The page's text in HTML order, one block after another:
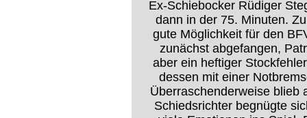
Ex-Schiebocker Rüdiger
dann in der 75. Minuten.
gute Möglichkeit für den
zunächst abgefangen,
aber ein heftiger
dessen mit einer
Überraschenderweise blieb
Schiedsrichter begnügte